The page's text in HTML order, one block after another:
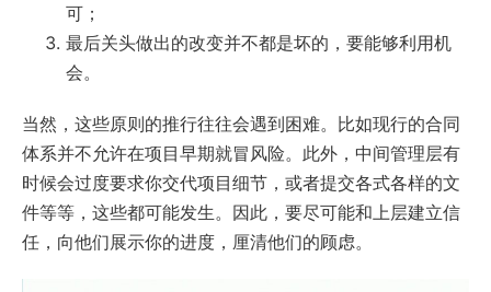
可；
最后关头做出的改变并不都是坏的，要能够利用机
会。
当然，这些原则的推行往往会遇到困难。比如现行的合同
体系并不允许在项目早期就冒风险。此外，中间管理层有
时候会过度要求你交代项目细节，或者提交各式各样的文
件等等，这些都可能发生。因此，要尽可能和上层建立信
任，向他们展示你的进度，厘清他们的顾虑。